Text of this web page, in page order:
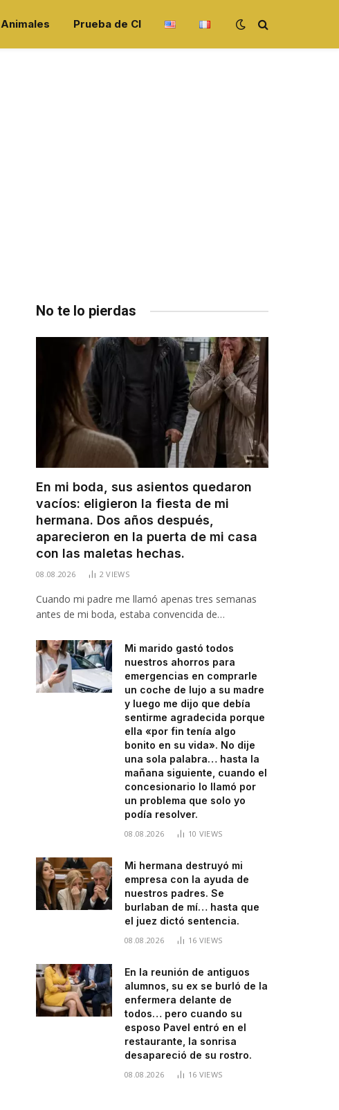
Animales Prueba de CI
No te lo pierdas
En mi boda, sus asientos quedaron
vacíos: eligieron la fiesta de mi
hermana. Dos años después,
aparecieron en la puerta de mi casa
con las maletas hechas.
08.08.2026 2VIEWS
Cuando mi padre me llamó apenas tres semanas
antes de mi boda, estaba convencida de…
Mi marido gastó todos
nuestros ahorros para
emergencias en comprarle
un coche de lujo a su madre
y luego me dijo que debía
sentirme agradecida porque
ella «por fin tenía algo
bonito en su vida». No dije
una sola palabra… hasta la
mañana siguiente, cuando el
concesionario lo llamó por
un problema que solo yo
podía resolver.
08.08.2026 10 VIEWS
Mi hermana destruyó mi
empresa con la ayuda de
nuestros padres. Se
burlaban de mí… hasta que
el juez dictó sentencia.
08.08.2026 16 VIEWS
En la reunión de antiguos
alumnos, su ex se burló de la
enfermera delante de
todos… pero cuando su
esposo Pavel entró en el
restaurante, la sonrisa
desapareció de su rostro.
08.08.2026 16 VIEWS